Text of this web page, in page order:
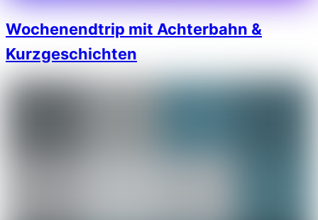
Wochenendtrip mit Achterbahn &
Kurzgeschichten